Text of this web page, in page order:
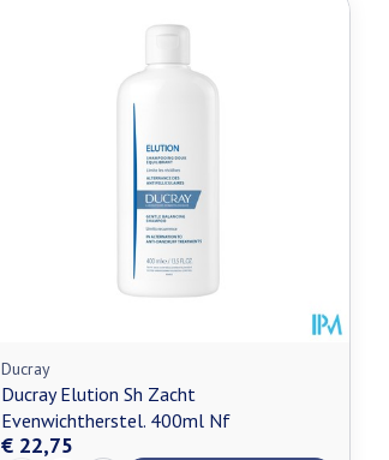
Ducray
Ducray Elution Sh Zacht
Evenwichtherstel. 400ml Nf
€ 22,75